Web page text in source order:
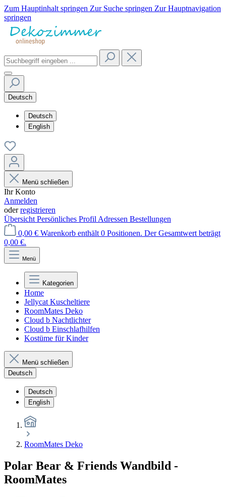
Zum Hauptinhalt springen Zur Suche springen Zur Hauptnavigation
springen
Deutsch
Deutsch
English
Menü schließen
Ihr Konto
Anmelden
oderregistrieren
Übersicht Persönliches Profil Adressen Bestellungen
0,00 € Warenkorb enthält 0 Positionen. Der Gesamtwert beträgt
0,00 €.
Menü
Kategorien
Home
Jellycat Kuscheltiere
RoomMates Deko
Cloud b Nachtlichter
Cloud b Einschlafhilfen
Kostüme für Kinder
Menü schließen
Deutsch
Deutsch
English
RoomMates Deko
Polar Bear & Friends Wandbild -
RoomMates